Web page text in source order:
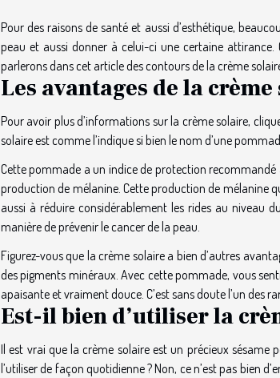
Pour des raisons de santé et aussi d’esthétique,
peau et aussi donner à celui-ci une certaine attirance.
parlerons dans cet article des contours de la crème
Les avantages de la
Pour avoir plus d’informations sur la crème solaire,
solaire est comme l’indique si bien le nom d’une
Cette pommade a un indice de protection recommandé
production de mélanine. Cette production de mélanine
aussi à réduire considérablement les rides au niveau
manière de prévenir le cancer de la peau.
Figurez-vous que la crème solaire a bien d’autres
des pigments minéraux. Avec cette pommade, vous
apaisante et vraiment douce. C’est sans doute l’un des
Est-il bien d’utiliser la
Il est vrai que la crème solaire est un précieux
l’utiliser de façon quotidienne ? Non, ce n’est pas bien